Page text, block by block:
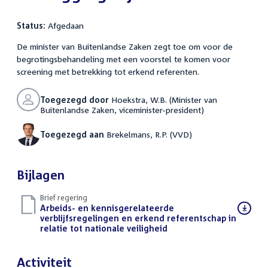
Status: Afgedaan
De minister van Buitenlandse Zaken zegt toe om voor de
begrotingsbehandeling met een voorstel te komen voor
screening met betrekking tot erkend referenten.
Toegezegd doorHoekstra, W.B. (Minister van
Buitenlandse Zaken, viceminister-president)
Toegezegd aan Brekelmans, R.P. (VVD)
Bijlagen
Brief regering
Download
bestand:
Arbeids- en kennisgerelateerde
verblijfsregelingen en erkend referentschap in
relatie tot nationale veiligheid
Activiteit